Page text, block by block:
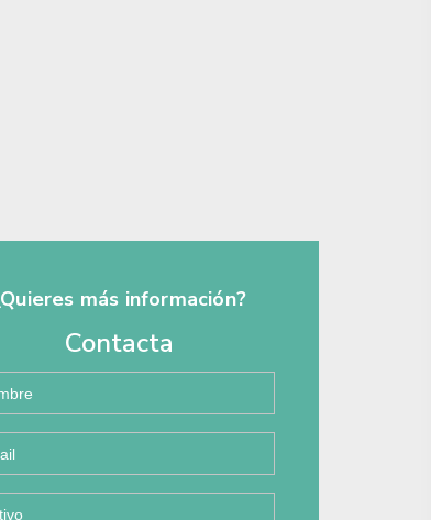
más información?
Contacta